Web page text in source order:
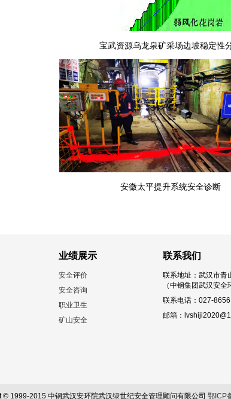
宝武资源乌龙泉矿采场边坡稳定性
安徽太平提升系统安全诊断
业绩展示
安全评价
安全咨询
职业卫生
矿山安全
联系我们
联系地址：武汉市青
（中钢集团武汉安全
联系电话：027-
邮箱：
© 1999-2015 中钢武汉安环院武汉绿世纪安全管理顾问有限公司 鄂ICP